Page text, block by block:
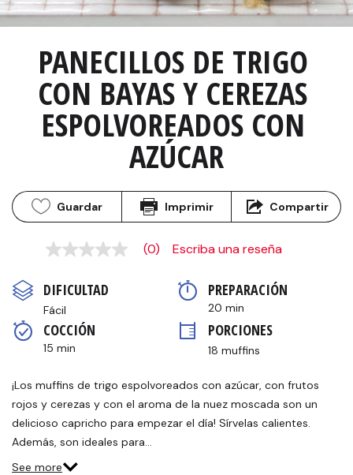
PANECILLOS DE TRIGO
CON BAYAS Y CEREZAS
ESPOLVOREADOS CON
AZÚCAR
Guardar Imprimir Compartir
Sin
en
la
misma
página.
(0) Escriba una reseña
DIFICULTAD
Fácil
PREPARACIÓN
20 min
COCCIÓN
15 min
PORCIONES
18 muffins
¡Los muffins de trigo espolvoreados con azúcar, con frutos
rojos y cerezas y con el aroma de la nuez moscada son un
delicioso capricho para empezar el día! Sírvelas calientes.
Además, son ideales para…
See more